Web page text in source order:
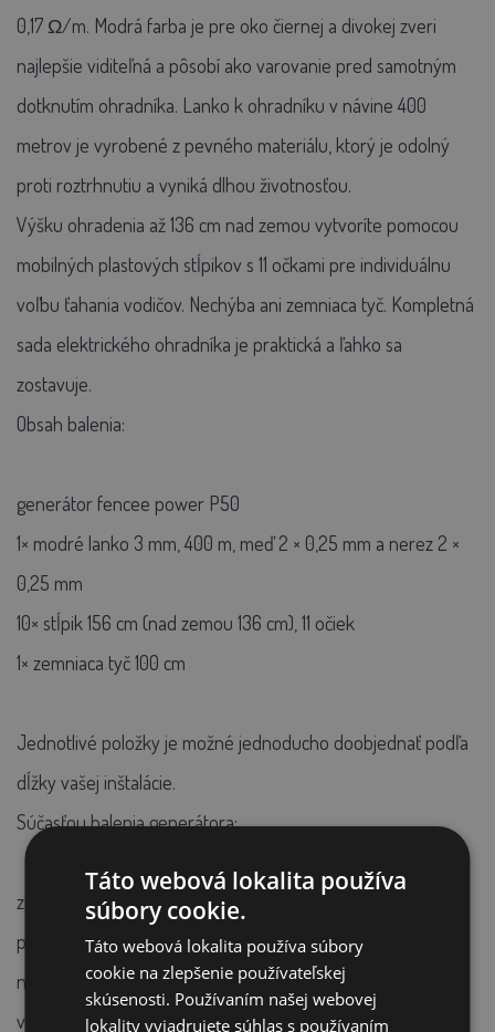
0,17 Ω/m. Modrá farba je pre oko čiernej a divokej zveri
najlepšie viditeľná a pôsobí ako varovanie pred samotným
dotknutím ohradníka. Lanko k ohradníku v návine 400
metrov je vyrobené z pevného materiálu, ktorý je odolný
proti roztrhnutiu a vyniká dlhou životnosťou.
Výšku ohradenia až 136 cm nad zemou vytvoríte pomocou
mobilných plastových stĺpikov s 11 očkami pre individuálnu
voľbu ťahania vodičov. Nechýba ani zemniaca tyč. Kompletná
sada elektrického ohradníka je praktická a ľahko sa
zostavuje.
Obsah balenia:
generátor fencee power P50
1× modré lanko 3 mm, 400 m, meď 2 × 0,25 mm a nerez 2 ×
0,25 mm
10× stĺpik 156 cm (nad zemou 136 cm), 11 očiek
1× zemniaca tyč 100 cm
Jednotlivé položky je možné jednoducho doobjednať podľa
dĺžky vašej inštalácie.
Súčasťou balenia generátora:
zemniaci kábel 150 cm (očko-očko)
pripojovací kábel 100 cm (očko-srdiečko)
napájací kábel 100 cm
výstražná tabuľka fencee
Táto webová lokalita používa
súbory cookie.
Táto webová lokalita používa súbory
cookie na zlepšenie používateľskej
skúsenosti. Používaním našej webovej
lokality vyjadrujete súhlas s používaním